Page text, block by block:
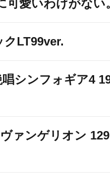
可愛いわけがない
クLT99ver.
シンフォギア4
ァンゲリオン 129